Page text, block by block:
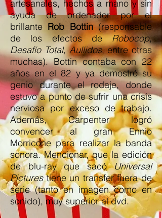
artesanales, hechos a mano y sin
ayuda de ordenador por el
brillante Rob Bottin(responsable
de los efectos deRobocop,
Desafío Total,Aullidos, entre otras
muchas). Bottin contaba con 22
años en el 82 y ya demostró su
genio durante el rodaje, donde
estuvo a punto de sufrir una crisis
nerviosa por exceso de trabajo.
Además, Carpenter logró
convencer al granEnnio
Morriconepara realizar la banda
sonora. Mencionar, que la edición
de blu-ray que sacóUniversal
Picturestiene un transfer fuera de
serie (tanto en imagen como en
sonido), muy superior al dvd.